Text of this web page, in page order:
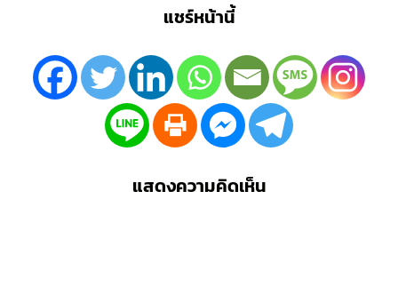
แชร์หน้านี้
แสดงความคิดเห็น